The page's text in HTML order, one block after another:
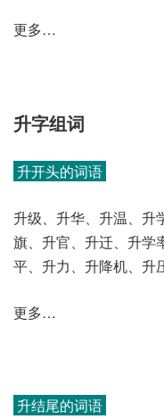
更多…
升字组词
升开头的词语
升级、升华、升温、升
旗、升官、升迁、升学
平、升力、升降机、升
更多…
升结尾的词语